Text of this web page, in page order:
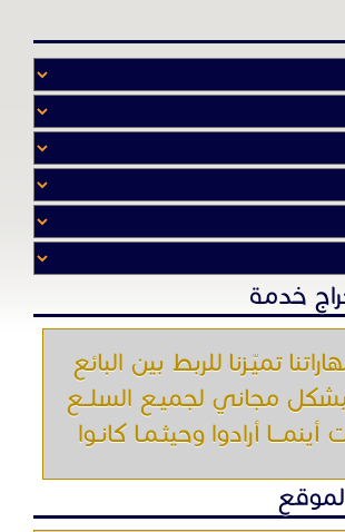
خدمة
تميّـزنا للربط بين البائع
مجاني لجميـع السلــع
أينمـــا أرادوا وحيثـمـا كانـوا
اتصل بنا